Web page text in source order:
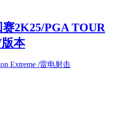
2K25/PGA TOUR
本